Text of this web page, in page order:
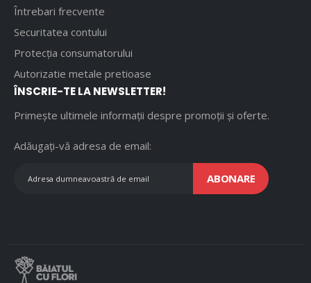
Întrebari frecvente
Securitatea contului
Protecția consumatorului
Autorizatie metale pretioase
ÎNSCRIE-TE LA NEWSLETTER!
Primește ultimele informații despre promoții și oferte.
Adăugați-vă adresa de email:
ABONARE